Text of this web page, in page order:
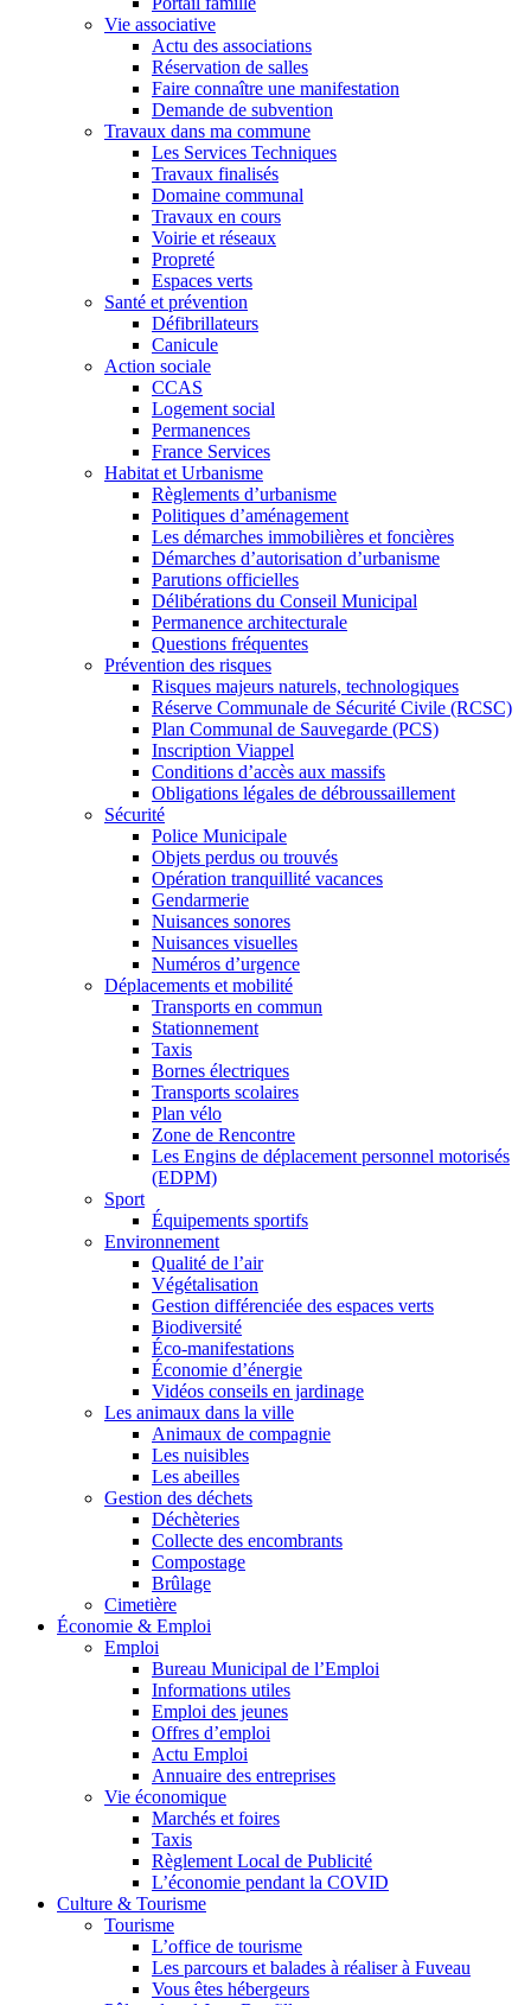
Vie associative
Actu des associations
Réservation de salles
Faire connaître une manifestation
Demande de subvention
Travaux dans ma commune
Les Services Techniques
Travaux finalisés
Domaine communal
Travaux en cours
Voirie et réseaux
Propreté
Espaces verts
Santé et prévention
Défibrillateurs
Canicule
Action sociale
CCAS
Logement social
Permanences
France Services
Habitat et Urbanisme
Règlements d’urbanisme
Politiques d’aménagement
Les démarches immobilières et foncières
Démarches d’autorisation d’urbanisme
Parutions officielles
Délibérations du Conseil Municipal
Permanence architecturale
Questions fréquentes
Prévention des risques
Risques majeurs naturels, technologiques
Réserve Communale de Sécurité Civile (RCSC)
Plan Communal de Sauvegarde (PCS)
Inscription Viappel
Conditions d’accès aux massifs
Obligations légales de débroussaillement
Sécurité
Police Municipale
Objets perdus ou trouvés
Opération tranquillité vacances
Gendarmerie
Nuisances sonores
Nuisances visuelles
Numéros d’urgence
Déplacements et mobilité
Transports en commun
Stationnement
Taxis
Bornes électriques
Transports scolaires
Plan vélo
Zone de Rencontre
Les Engins de déplacement personnel motorisés
(EDPM)
Sport
Équipements sportifs
Environnement
Qualité de l’air
Végétalisation
Gestion différenciée des espaces verts
Biodiversité
Éco-manifestations
Économie d’énergie
Vidéos conseils en jardinage
Les animaux dans la ville
Animaux de compagnie
Les nuisibles
Les abeilles
Gestion des déchets
Déchèteries
Collecte des encombrants
Compostage
Brûlage
Cimetière
Économie & Emploi
Emploi
Bureau Municipal de l’Emploi
Informations utiles
Emploi des jeunes
Offres d’emploi
Actu Emploi
Annuaire des entreprises
Vie économique
Marchés et foires
Taxis
Règlement Local de Publicité
L’économie pendant la COVID
Culture & Tourisme
Tourisme
L’office de tourisme
Les parcours et balades à réaliser à Fuveau
Vous êtes hébergeurs